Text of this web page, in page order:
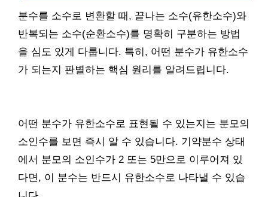
분수를 소수로 변환할 때, 끝나는 소수(유한소수)와
반복되는 소수(순환소수)를 명확히 구분하는 방법
을 심도 있게 다룹니다. 특히, 어떤 분수가 유한소수
가 되는지 판별하는 핵심 원리를 알려드립니다.
어떤 분수가 유한소수로 표현될 수 있는지는 분모의
소인수를 보면 즉시 알 수 있습니다. 기약분수 상태
에서 분모의 소인수가 2 또는 5만으로 이루어져 있
다면, 이 분수는 반드시 유한소수로 나타낼 수 있습